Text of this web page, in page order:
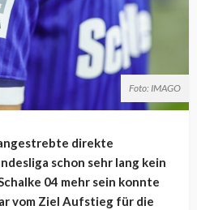
Foto: IMAGO
direkte
schon sehr lang kein
04 mehr sein konnte
vom Ziel Aufstieg für die